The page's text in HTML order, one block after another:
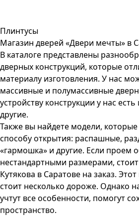
Плинтусы
Магазин дверей «Двери мечты» в
В каталоге представлены
дверных конструкций, которые
материалу изготовления. У нас
массивные и полумассивные
устройству конструкции у нас
другие.
Также вы найдете модели,
способу открытия: распашные,
«гармошка» и другие. Если проем
нестандартными размерами,
Кутякова в Саратове на заказ.
стоит несколько дороже. Однако
учтут все особенности, помогут
пространство.